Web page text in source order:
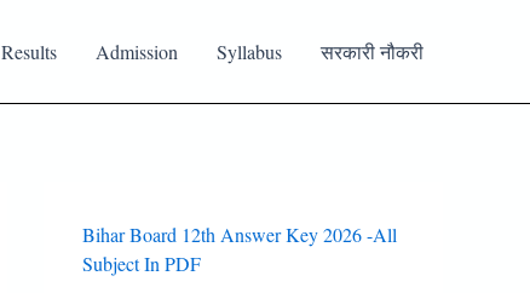
Results Admission Syllabus सरकारी नौकरी
Bihar Board 12th Answer Key 2026 -All
Subject In PDF